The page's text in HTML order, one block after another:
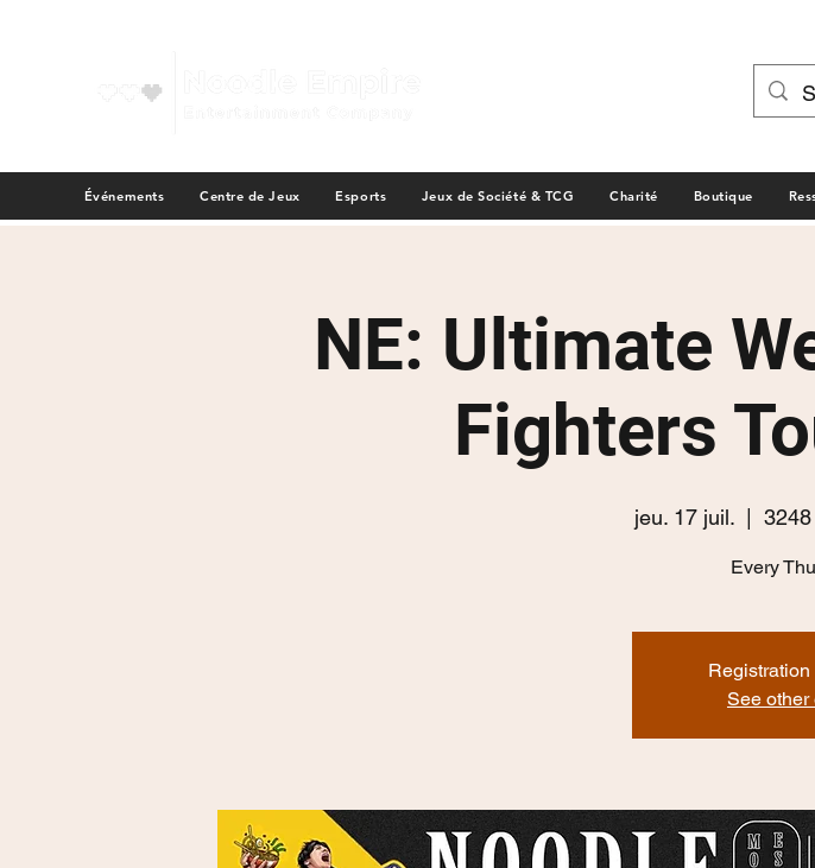
Événements Centre de Jeux Esports Jeux de Société & TCG Charité Boutique
NE: Ultimate
Fighters
jeu. 17 juil.
  |
Every
See other